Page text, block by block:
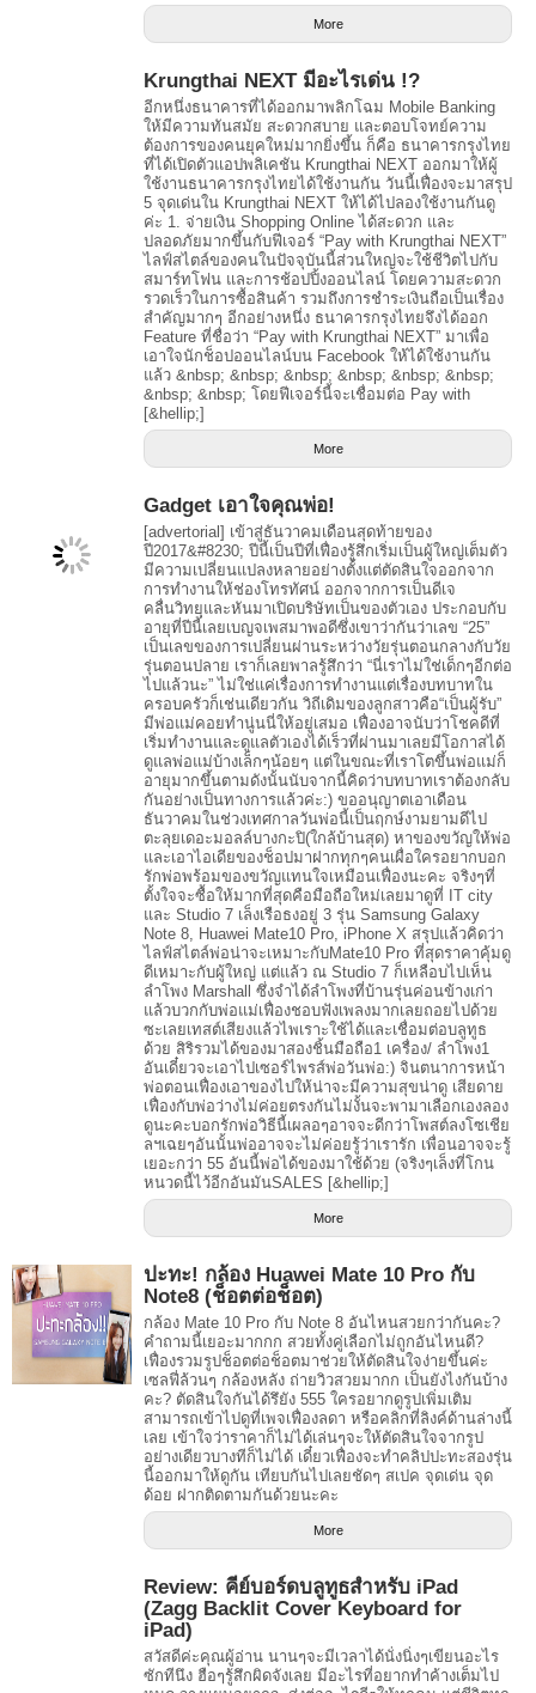
More
Krungthai NEXT มีอะไรเด่น !?
อีกหนึ่งธนาคารที่ได้ออกมาพลิกโฉม Mobile Banking
ให้มีความทันสมัย สะดวกสบาย และตอบโจทย์ความ
ต้องการของคนยุคใหม่มากยิ่งขึ้น ก็คือ ธนาคารกรุงไทย
ที่ได้เปิดตัวแอปพลิเคชัน Krungthai NEXT ออกมาให้ผู้
ใช้งานธนาคารกรุงไทยได้ใช้งานกัน วันนี้เฟื่องจะมาสรุป
5 จุดเด่นใน Krungthai NEXT ให้ได้ไปลองใช้งานกันดู
ค่ะ 1. จ่ายเงิน Shopping Online ได้สะดวก และ
ปลอดภัยมากขึ้นกับฟีเจอร์ “Pay with Krungthai NEXT”
ไลฟ์สไตล์ของคนในปัจจุบันนี้ส่วนใหญ่จะใช้ชีวิตไปกับ
สมาร์ทโฟน และการช้อปปิ้งออนไลน์ โดยความสะดวก
รวดเร็วในการซื้อสินค้า รวมถึงการชำระเงินถือเป็นเรื่อง
สำคัญมากๆ อีกอย่างหนึ่ง ธนาคารกรุงไทยจึงได้ออก
Feature ที่ชื่อว่า “Pay with Krungthai NEXT” มาเพื่อ
เอาใจนักช็อปออนไลน์บน Facebook ให้ได้ใช้งานกัน
แล้ว &nbsp; &nbsp; &nbsp; &nbsp; &nbsp; &nbsp;
&nbsp; &nbsp; โดยฟีเจอร์นี้จะเชื่อมต่อ Pay with
[&hellip;]
More
Gadget เอาใจคุณพ่อ!
[advertorial] เข้าสู่ธันวาคมเดือนสุดท้ายของ
ปี2017&#8230; ปีนี้เป็นปีที่เฟื่องรู้สึกเริ่มเป็นผู้ใหญ่เต็มตัว
มีความเปลี่ยนแปลงหลายอย่างตั้งแต่ตัดสินใจออกจาก
การทำงานให้ช่องโทรทัศน์ ออกจากการเป็นดีเจ
คลื่นวิทยุและหันมาเปิดบริษัทเป็นของตัวเอง ประกอบกับ
อายุที่ปีนี้เลยเบญจเพสมาพอดีซึ่งเขาว่ากันว่าเลข “25”
เป็นเลขของการเปลี่ยนผ่านระหว่างวัยรุ่นตอนกลางกับวัย
รุ่นตอนปลาย เราก็เลยพาลรู้สึกว่า “นี่เราไม่ใช่เด็กๆอีกต่อ
ไปแล้วนะ” ไม่ใช่แค่เรื่องการทำงานแต่เรื่องบทบาทใน
ครอบครัวก็เช่นเดียวกัน วิถีเดิมของลูกสาวคือ“เป็นผู้รับ”
มีพ่อแม่คอยทำนู่นนี่ให้อยู่เสมอ เฟื่องอาจนับว่าโชคดีที่
เริ่มทำงานและดูแลตัวเองได้เร็วที่ผ่านมาเลยมีโอกาสได้
ดูแลพ่อแม่บ้างเล็กๆน้อยๆ แต่ในขณะที่เราโตขึ้นพ่อแม่ก็
อายุมากขึ้นตามดังนั้นนับจากนี้คิดว่าบทบาทเราต้องกลับ
กันอย่างเป็นทางการแล้วค่ะ:) ขออนุญาตเอาเดือน
ธันวาคมในช่วงเทศกาลวันพ่อนี้เป็นฤกษ์งามยามดีไป
ตะลุยเดอะมอลล์บางกะปิ(ใกล้บ้านสุด) หาของขวัญให้พ่อ
และเอาไอเดียของช็อปมาฝากทุกๆคนเผื่อใครอยากบอก
รักพ่อพร้อมของขวัญแทนใจเหมือนเฟื่องนะคะ จริงๆที่
ตั้งใจจะซื้อให้มากที่สุดคือมือถือใหม่เลยมาดูที่ IT city
และ Studio 7 เล็งเรือธงอยู่ 3 รุ่น Samsung Galaxy
Note 8, Huawei Mate10 Pro, iPhone X สรุปแล้วคิดว่า
ไลฟ์สไตล์พ่อน่าจะเหมาะกับMate10 Pro ที่สุดราคาคุ้มดู
ดีเหมาะกับผู้ใหญ่ แต่แล้ว ณ Studio 7 ก็เหลือบไปเห็น
ลำโพง Marshall ซึ่งจำได้ลำโพงที่บ้านรุ่นค่อนข้างเก่า
แล้วบวกกับพ่อแม่เฟื่องชอบฟังเพลงมากเลยถอยไปด้วย
ซะเลยเทสต์เสียงแล้วไพเราะใช้ได้และเชื่อมต่อบลูทูธ
ด้วย สิริรวมได้ของมาสองชิ้นมือถือ1 เครื่อง/ ลำโพง1
อันเดี๋ยวจะเอาไปเซอร์ไพรส์พ่อวันพ่อ:) จินตนาการหน้า
พ่อตอนเฟื่องเอาของไปให้น่าจะมีความสุขน่าดู เสียดาย
เฟื่องกับพ่อว่างไม่ค่อยตรงกันไม่งั้นจะพามาเลือกเองลอง
ดูนะคะบอกรักพ่อวิธีนี้เผลอๆอาจจะดีกว่าโพสต์ลงโซเชีย
ลฯเฉยๆอันนั้นพ่ออาจจะไม่ค่อยรู้ว่าเรารัก เพื่อนอาจจะรู้
เยอะกว่า 55 อันนี้พ่อได้ของมาใช้ด้วย (จริงๆเล็งที่โกน
หนวดนี้ไว้อีกอันมันSALES [&hellip;]
More
ปะทะ! กล้อง Huawei Mate 10 Pro กับ
Note8 (ช็อตต่อช็อต)
กล้อง Mate 10 Pro กับ Note 8 อันไหนสวยกว่ากันคะ?
คำถามนี้เยอะมากกก สวยทั้งคู่เลือกไม่ถูกอันไหนดี?
เฟื่องรวมรูปช็อตต่อช็อตมาช่วยให้ตัดสินใจง่ายขึ้นค่ะ
เซลฟี่ล้วนๆ กล้องหลัง ถ่ายวิวสวยมากก เป็นยังไงกันบ้าง
คะ? ตัดสินใจกันได้รึยัง 555 ใครอยากดูรูปเพิ่มเติม
สามารถเข้าไปดูที่เพจเฟื่องลดา หรือคลิกที่ลิงค์ด้านล่างนี้
เลย เข้าใจว่าราคาก็ไม่ได้เล่นๆจะให้ตัดสินใจจากรูป
อย่างเดียวบางทีก็ไม่ได้ เดี๋ยวเฟื่องจะทำคลิปปะทะสองรุ่น
นี้ออกมาให้ดูกัน เทียบกันไปเลยชัดๆ สเปค จุดเด่น จุด
ด้อย ฝากติดตามกันด้วยนะคะ
More
Review: คีย์บอร์ดบลูทูธสำหรับ iPad
(Zagg Backlit Cover Keyboard for
iPad)
สวัสดีค่ะคุณผู้อ่าน นานๆจะมีเวลาได้นั่งนิ่งๆเขียนอะไร
ซักทีนึง ฮือๆรู้สึกผิดจังเลย มีอะไรที่อยากทำค้างเต็มไป